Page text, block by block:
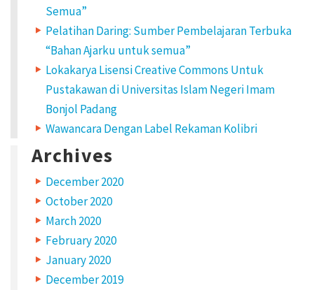
Semua”
Pelatihan Daring: Sumber Pembelajaran Terbuka
“Bahan Ajarku untuk semua”
Lokakarya Lisensi Creative Commons Untuk
Pustakawan di Universitas Islam Negeri Imam
Bonjol Padang
Wawancara Dengan Label Rekaman Kolibri
Archives
December 2020
October 2020
March 2020
February 2020
January 2020
December 2019